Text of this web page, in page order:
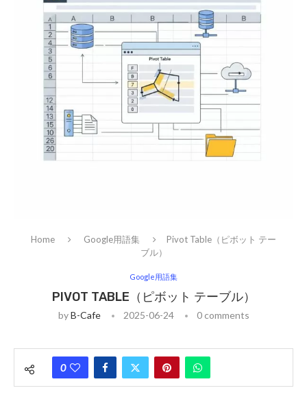
Home Google用語集
Pivot Table（ピボット テー
ブル）
Google用語集
PIVOT TABLE（ピボット テーブル）
byB-Cafe 2025-06-24 0 comments
0